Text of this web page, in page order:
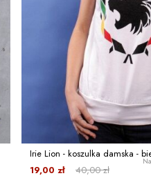
Irie Lion - koszulka damska -
40,00 zł
19,00 zł